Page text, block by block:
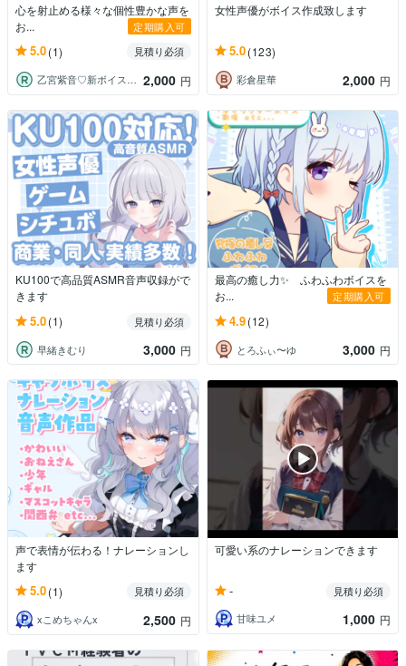
心を射止める様々な個性豊かな声を
お...
定期購入可
5.0(1)
見積り必須
乙宮紫音‪♡新ボイスサンプル公開中 2,000 円
女性声優がボイス作成致します
5.0(123)
彩倉星華 2,000 円
KU100で高品質ASMR音声収録がで
きます
5.0(1)
見積り必須
早緒きむり
3,000 円
最高の癒し力✨ ふわふわボイスを
お...
定期購入可
4.9(12)
とろふぃ〜ゆ 3,000 円
声で表情が伝わる！ナレーションし
ます
5.0(1)
見積り必須
xこめちゃんx
2,500 円
可愛い系のナレーションできます
-
見積り必須
甘味ユメ
1,000 円